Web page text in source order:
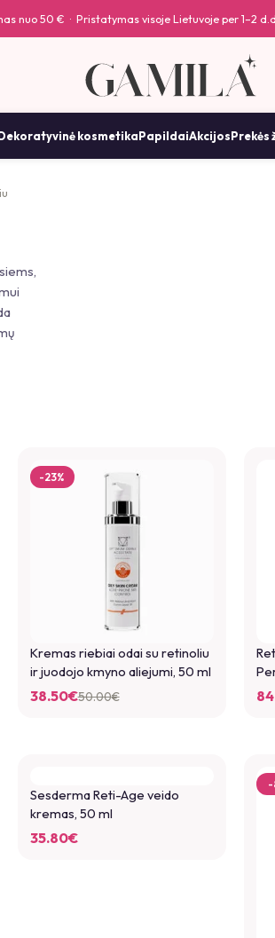
nuo 50 € · Pristatymas visoje Lietuvoje per 1–2 d.d.
kosmetikaPapildaiAkcijosPrekės
-23%
Kremas riebiai odai su retinoliu
ir juodojo kmyno aliejumi, 50 ml
50.00€
38.50€
Sesderma Reti-Age veido
kremas, 50 ml
35.80€
-